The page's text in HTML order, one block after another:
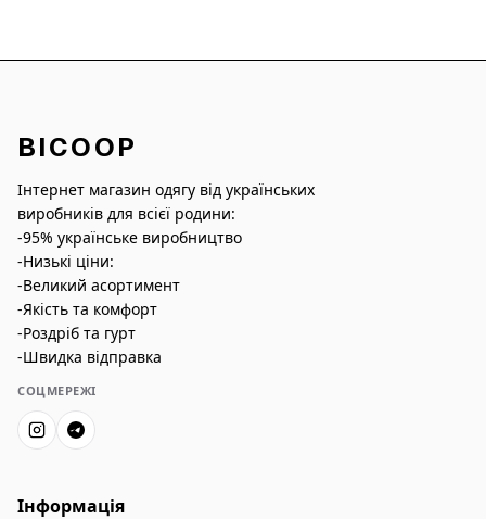
BICOOP
Інтернет магазин одягу від українських
виробників для всієї родини:
-95% українське виробництво
-Низькі ціни:
-Великий асортимент
-Якість та комфорт
-Роздріб та гурт
-Швидка відправка
СОЦМЕРЕЖІ
Інформація